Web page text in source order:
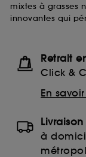
mixtes à grasses
innovantes qui
Retrait
Click &
En
à